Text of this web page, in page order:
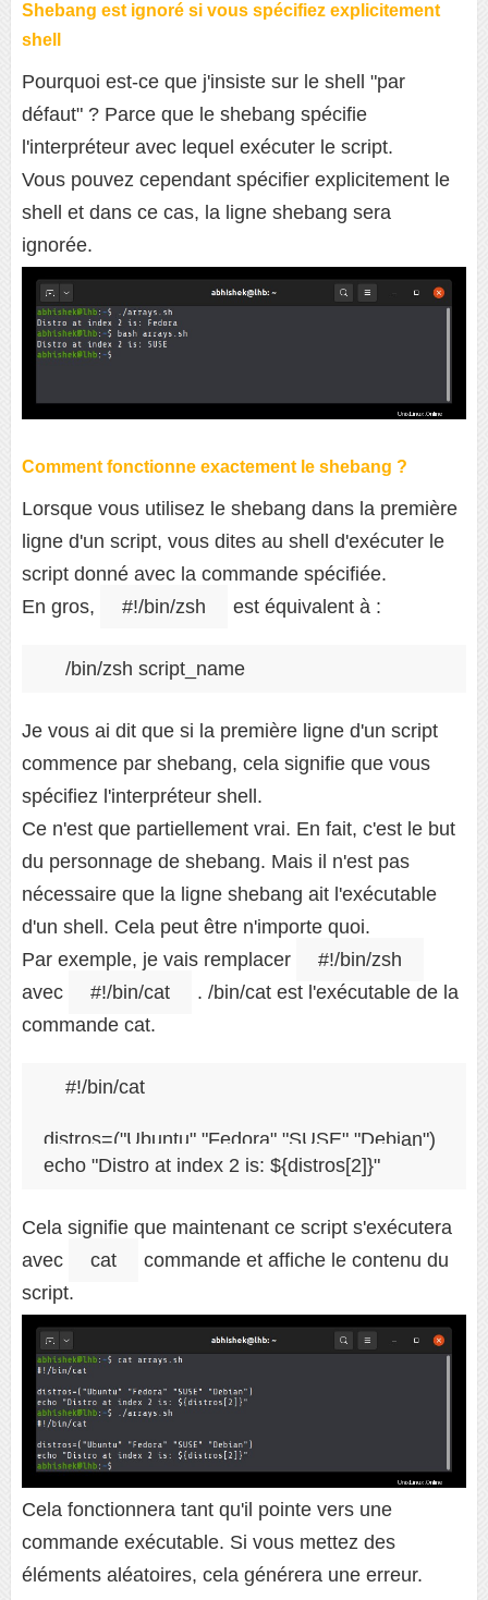
Shebang est ignoré si vous spécifiez explicitement
shell
Pourquoi est-ce que j'insiste sur le shell "par
défaut" ? Parce que le shebang spécifie
l'interpréteur avec lequel exécuter le script.
Vous pouvez cependant spécifier explicitement le
shell et dans ce cas, la ligne shebang sera
ignorée.
Comment fonctionne exactement le shebang ?
Lorsque vous utilisez le shebang dans la première
ligne d'un script, vous dites au shell d'exécuter le
script donné avec la commande spécifiée.
En gros,
#!/bin/zsh est équivalent à :
/bin/zsh script_name
Je vous ai dit que si la première ligne d'un script
commence par shebang, cela signifie que vous
spécifiez l'interpréteur shell.
Ce n'est que partiellement vrai. En fait, c'est le but
du personnage de shebang. Mais il n'est pas
nécessaire que la ligne shebang ait l'exécutable
d'un shell. Cela peut être n'importe quoi.
Par exemple, je vais remplacer
#!/bin/zsh
avec
#!/bin/cat
. /bin/cat est l'exécutable de la
commande cat.
#!/bin/cat
distros=("Ubuntu" "Fedora" "SUSE" "Debian")
echo "Distro at index 2 is: ${distros[2]}"
Cela signifie que maintenant ce script s'exécutera
avec
cat
commande et affiche le contenu du
script.
Cela fonctionnera tant qu'il pointe vers une
commande exécutable. Si vous mettez des
éléments aléatoires, cela générera une erreur.